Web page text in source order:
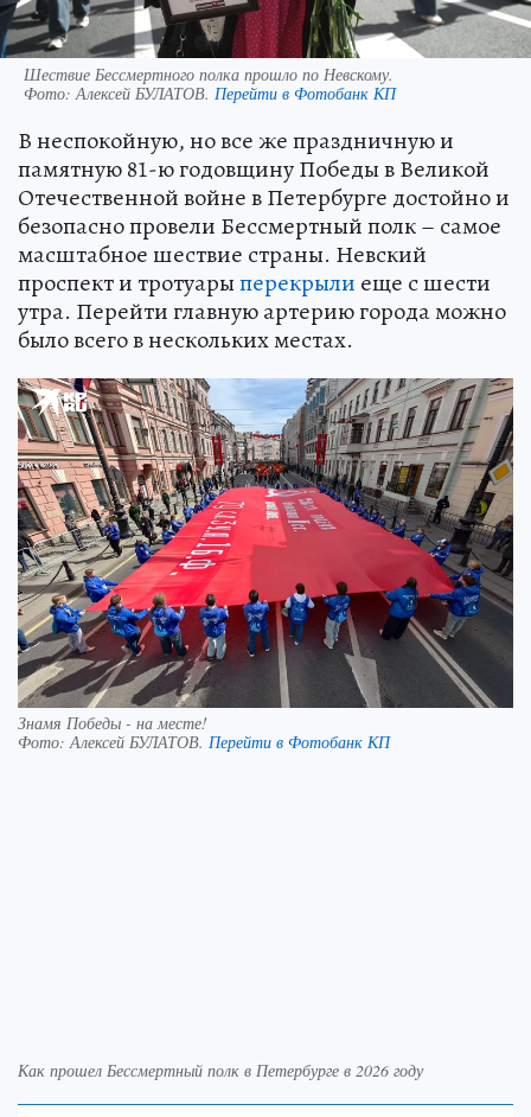
Шествие Бессмертного полка прошло по Невскому.
Фото: Алексей БУЛАТОВ. Перейти в Фотобанк КП
В неспокойную, но все же праздничную и
памятную 81-ю годовщину Победы в Великой
Отечественной войне в Петербурге достойно и
безопасно провели Бессмертный полк – самое
масштабное шествие страны. Невский
проспект и тротуарыперекрыли еще с шести
утра. Перейти главную артерию города можно
было всего в нескольких местах.
Знамя Победы - на месте!
Фото:Алексей БУЛАТОВ. Перейти в Фотобанк КП
Как прошел Бессмертный полк в Петербурге в 2026 году